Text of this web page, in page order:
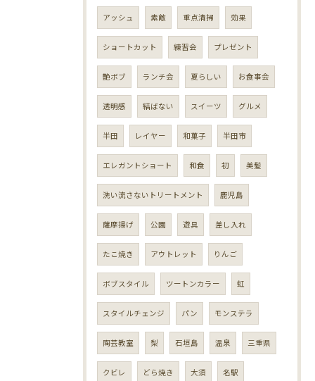
アッシュ 素敵 重点清掃 効果
ショートカット 練習会 プレゼント
艶ボブ ランチ会 夏らしい お食事会
透明感 結ばない スイーツ グルメ
半田 レイヤー 和菓子 半田市
エレガントショート 和食 初 美髪
洗い流さないトリートメント 鹿児島
薩摩揚げ 公園 遊具 差し入れ
たこ焼き アウトレット りんご
ボブスタイル ツートンカラー 虹
スタイルチェンジ パン モンステラ
陶芸教室 梨 石垣島 温泉 三重県
クビレ どら焼き 大須 名駅